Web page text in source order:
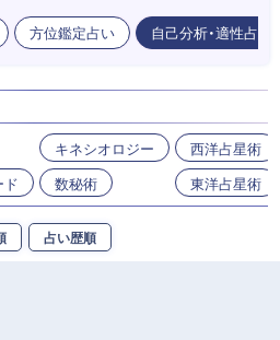
方位鑑定占い 自己分析・適性占い
ド
キネシオロジー
数秘術
西洋占星術
東洋占星術
占い歴順